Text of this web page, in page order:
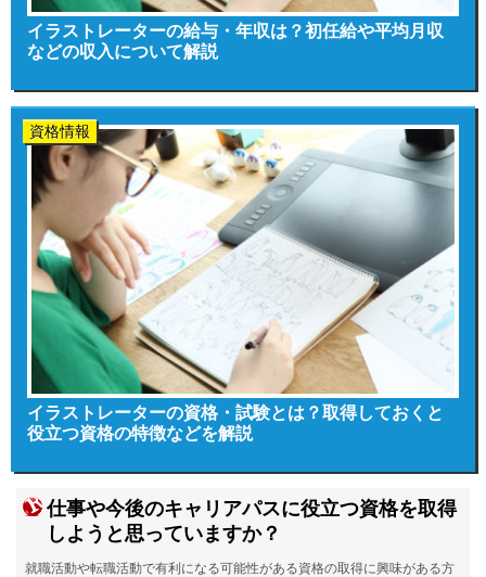
イラストレーターの給与・年収は？初任給や平均月収
などの収入について解説
資格情報
イラストレーターの資格・試験とは？取得しておくと
役立つ資格の特徴などを解説
仕事や今後のキャリアパスに役立つ資格を取得
しようと思っていますか？
就職活動や転職活動で有利になる可能性がある資格の取得に興味がある方